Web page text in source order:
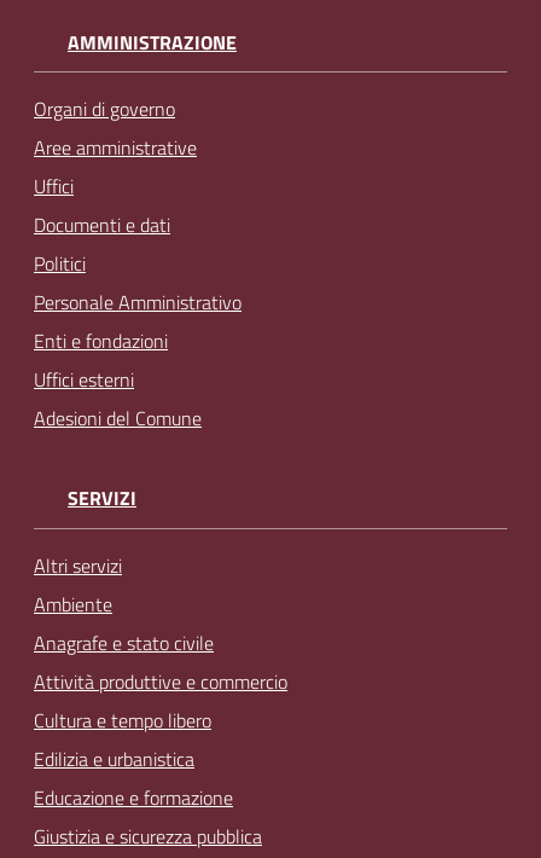
AMMINISTRAZIONE
Organi di governo
Aree amministrative
Uffici
Documenti e dati
Politici
Personale Amministrativo
Enti e fondazioni
Uffici esterni
Adesioni del Comune
SERVIZI
Altri servizi
Ambiente
Anagrafe e stato civile
Attività produttive e commercio
Cultura e tempo libero
Edilizia e urbanistica
Educazione e formazione
Giustizia e sicurezza pubblica